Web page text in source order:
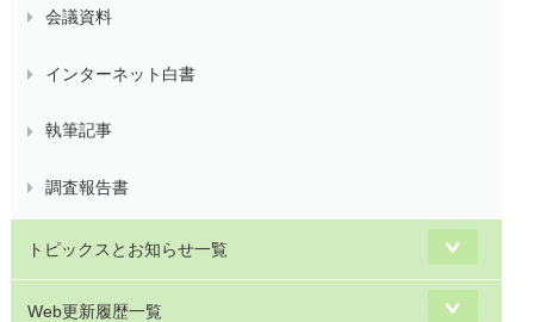
会議資料
インターネット白書
執筆記事
調査報告書
トピックスとお知らせ一覧
Web更新履歴一覧